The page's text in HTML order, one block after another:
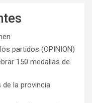
partidos (OPINION)
150 medallas de
de la provincia